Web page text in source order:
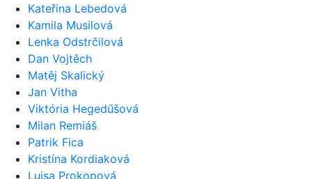
Kateřina Lebedová
Kamila Musilová
Lenka Odstrčilová
Dan Vojtěch
Matěj Skalický
Jan Vitha
Viktória Hegedűšová
Milan Remiáš
Patrik Fica
Kristína Kordiaková
Luisa Prokopová